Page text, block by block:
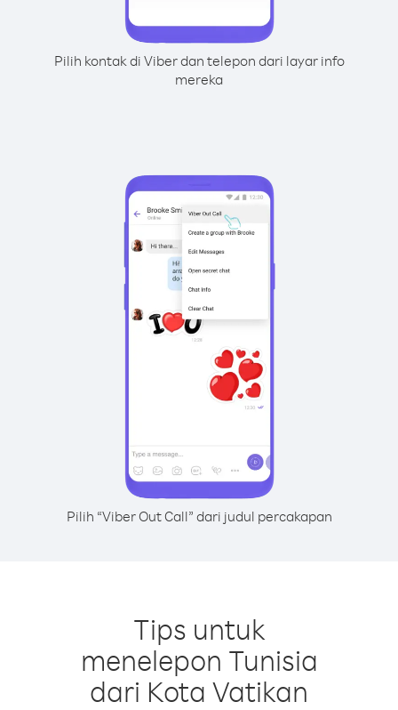
Pilih kontak di Viber dan telepon dari layar info
mereka
Pilih “Viber Out Call” dari judul percakapan
Tips untuk
menelepon Tunisia
dari Kota Vatikan